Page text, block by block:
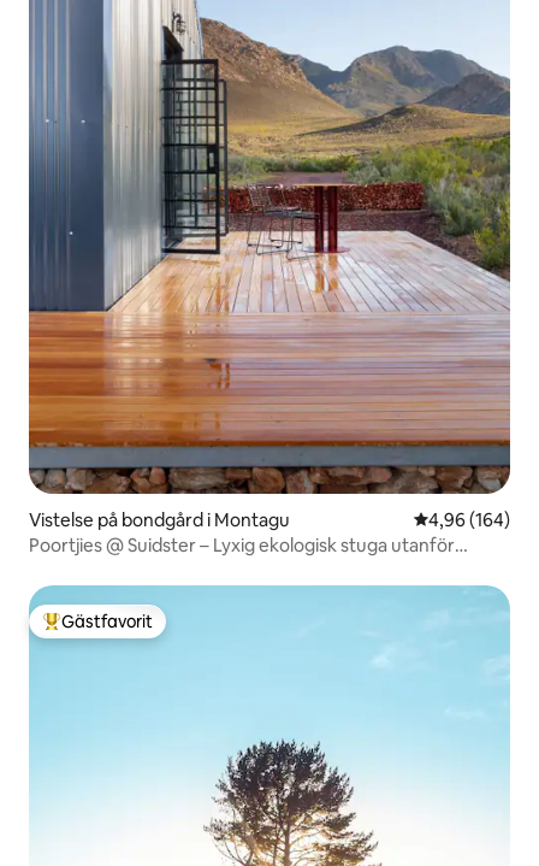
Vistelse på bondgård i Montagu 4,96 av 5 i
4,96 (164)
Poortjies @ Suidster – Lyxig ekologisk stuga utanför
Populär gästfavorit
Gästfavorit